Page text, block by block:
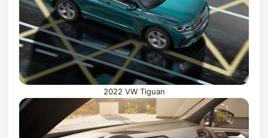
2022 VW Tiguan